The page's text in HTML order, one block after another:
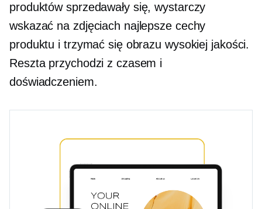
produktów sprzedawały się, wystarczy
wskazać na zdjęciach najlepsze cechy
produktu i trzymać się obrazu wysokiej jakości.
Reszta przychodzi z czasem i
doświadczeniem.